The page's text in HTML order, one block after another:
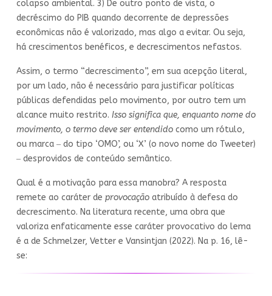
colapso ambiental. 3) De outro ponto de vista, o
decréscimo do PIB quando decorrente de depressões
econômicas não é valorizado, mas algo a evitar. Ou seja,
há crescimentos benéficos, e decrescimentos nefastos.
Assim, o termo “decrescimento”, em sua acepção literal,
por um lado, não é necessário para justificar políticas
públicas defendidas pelo movimento, por outro tem um
alcance muito restrito. Isso significa que, enquanto nome do
movimento, o termo deve ser entendido como um rótulo,
ou marca ‒ do tipo ‘OMO’, ou ‘X’ (o novo nome do Tweeter)
‒ desprovidos de conteúdo semântico.
Qual é a motivação para essa manobra? A resposta
remete ao caráter de provocação atribuído à defesa do
decrescimento. Na literatura recente, uma obra que
valoriza enfaticamente esse caráter provocativo do lema
é a de Schmelzer, Vetter e Vansintjan (2022). Na p. 16, lê-
se: